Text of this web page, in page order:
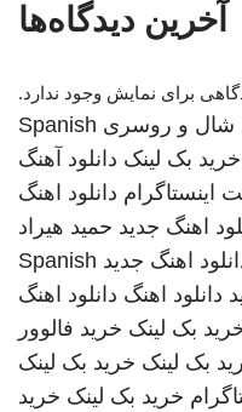
آخرین دیدگاه‌ها
برای نمایش وجود ندارد.
شال و روسری Spanish
خرید بک لینک دانلود آهنگ
اینستاگرام دانلود اهنگ
اهنگ جدید حمید هیراد
اهنگ جدید Spanish
دانلود اهنگ دانلود اهنگ
بک لینک خرید فالوور
بک لینک خرید بک لینک
خرید بک لینک خرید